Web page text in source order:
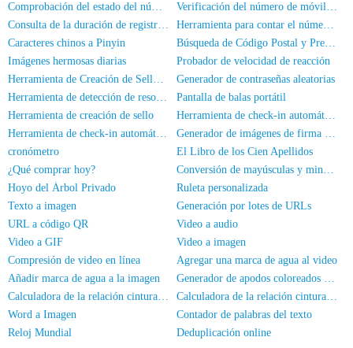
Comprobación del estado del número de teléfono
Verificación del número de móvil y el nombre
Consulta de la duración de registro del número de móvil
Herramienta para contar el número de personas en las fotos
Caracteres chinos a Pinyin
Búsqueda de Código Postal y Prefijo de Área
Imágenes hermosas diarias
Probador de velocidad de reacción
Herramienta de Creación de Sellos Cuadrados
Generador de contraseñas aleatorias
Herramienta de detección de resolución de pantalla
Pantalla de balas portátil
Herramienta de creación de sello
Herramienta de check-in automático HadSky
Herramienta de check-in automático universal
Generador de imágenes de firma manuscrita
cronómetro
El Libro de los Cien Apellidos
¿Qué comprar hoy?
Conversión de mayúsculas y minúsculas
Hoyo del Árbol Privado
Ruleta personalizada
Texto a imagen
Generación por lotes de URLs
URL a código QR
Video a audio
Video a GIF
Video a imagen
Compresión de video en línea
Agregar una marca de agua al video
Añadir marca de agua a la imagen
Generador de apodos coloreados para WeChat
Calculadora de la relación cintura-cadera
Calculadora de la relación cintura-altura
Word a Imagen
Contador de palabras del texto
Reloj Mundial
Deduplicación online